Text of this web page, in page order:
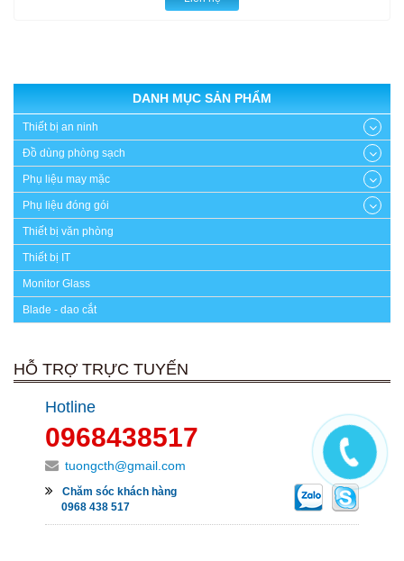
DANH MỤC SẢN PHẨM
Thiết bị an ninh
Đồ dùng phòng sạch
Phụ liệu may mặc
Phụ liệu đóng gói
Thiết bị văn phòng
Thiết bị IT
Monitor Glass
Blade - dao cắt
HỖ TRỢ TRỰC TUYẾN
Hotline
0968438517
tuongcth@gmail.com
Chăm sóc khách hàng
0968 438 517